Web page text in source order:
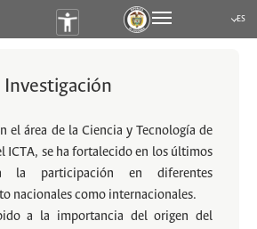
ES
Investigación
el área de la Ciencia y Tecnología de
ICTA, se ha fortalecido en los últimos
la participación en diferentes
nacionales como internacionales.
a la importancia del origen del